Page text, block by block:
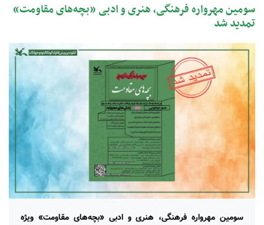
سومین مهرواره فرهنگی، هنری و ادبی «بچه‌های مقاومت»
تمدید شد
سومین مهرواره فرهنگی، هنری و ادبی «بچه‌های مقاومت» ویژه